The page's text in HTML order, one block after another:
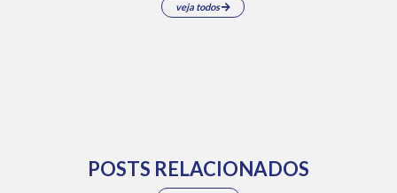
veja todos
POSTS RELACIONADOS